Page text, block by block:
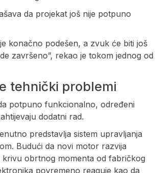
da projekat još nije potpuno
konačno podešen, a zvuk će biti još
završeno”, rekao je tokom jednog od
tehnički problemi
potpuno funkcionalno, određeni
dodatni rad.
predstavlja sistem upravljanja
Budući da novi motor razvija
krivu obrtnog momenta od fabričkog
povremeno reaguje kao da